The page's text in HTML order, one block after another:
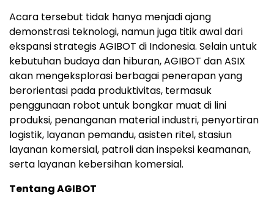
Acara tersebut tidak hanya menjadi ajang
demonstrasi teknologi, namun juga titik awal dari
ekspansi strategis AGIBOT di Indonesia. Selain untuk
kebutuhan budaya dan hiburan, AGIBOT dan ASIX
akan mengeksplorasi berbagai penerapan yang
berorientasi pada produktivitas, termasuk
penggunaan robot untuk bongkar muat di lini
produksi, penanganan material industri, penyortiran
logistik, layanan pemandu, asisten ritel, stasiun
layanan komersial, patroli dan inspeksi keamanan,
serta layanan kebersihan komersial.
Tentang AGIBOT